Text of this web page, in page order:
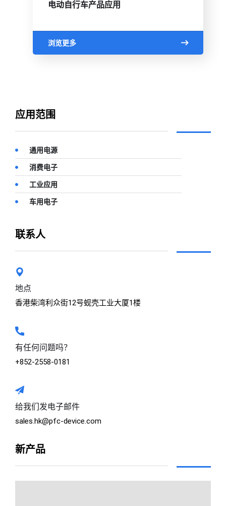
应用范围
通用电源
消费电子
工业应用
车用电子
联系人
地点
香港柴湾利众街12号蚬壳工业大厦1楼
有任何问题吗？
+852-2558-0181
给我们发电子邮件
sales.hk@pfc-device.com
新产品
电动自行车产品应用
浏览更多